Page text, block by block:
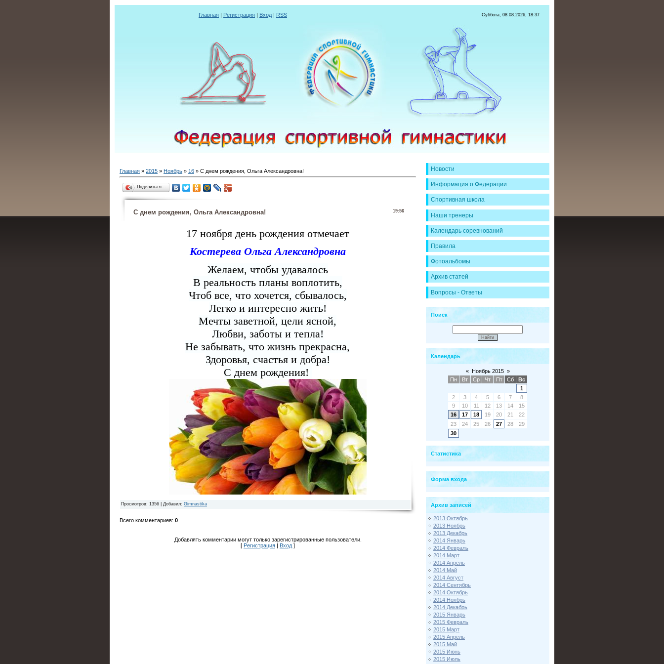
Главная | Регистрация | Вход | RSS Суббота, 08.08.2026, 18:37
Главная » 2015 » Ноябрь » 16 » С днем рождения, Ольга Александровна!
Поделиться…
19:56
С днем рождения, Ольга Александровна!
17 ноября день рождения отмечает
Костерева Ольга Александровна
Желаем, чтобы удавалось
В реальность планы воплотить,
Чтоб все, что хочется, сбывалось,
Легко и интересно жить!
Мечты заветной, цели ясной,
Любви, заботы и тепла!
Не забывать, что жизнь прекрасна,
Здоровья, счастья и добра!
С днем рождения!
Просмотров: 1356 | Добавил: Gimnastika
Всего комментариев: 0
Добавлять комментарии могут только зарегистрированные пользователи.
[ Регистрация | Вход ]
Новости
Информация о Федерации
Спортивная школа
Наши тренеры
Календарь соревнований
Правила
Фотоальбомы
Архив статей
Вопросы - Ответы
Поиск
Календарь
« Ноябрь 2015 »
Пн
Вт Ср Чт Пт Сб
Вс
1
2
3 4 5 6 7
8
9
10 11 12 13 14
15
16
17 18 19 20 21
22
23
24 25 26 27 28
29
30
Статистика
Форма входа
Архив записей
2013 Октябрь
2013 Ноябрь
2013 Декабрь
2014 Январь
2014 Февраль
2014 Март
2014 Апрель
2014 Май
2014 Август
2014 Сентябрь
2014 Октябрь
2014 Ноябрь
2014 Декабрь
2015 Январь
2015 Февраль
2015 Март
2015 Апрель
2015 Май
2015 Июнь
2015 Июль